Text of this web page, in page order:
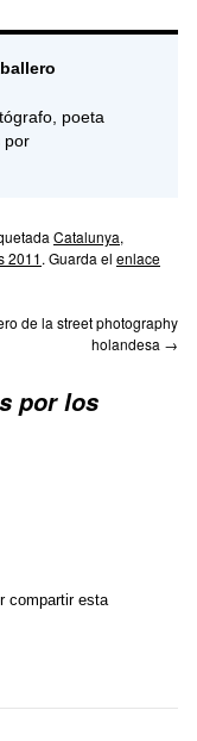
poeta
por
Catalunya,
2011. Guarda el enlace
de la street photography
holandesa →
por los
compartir esta